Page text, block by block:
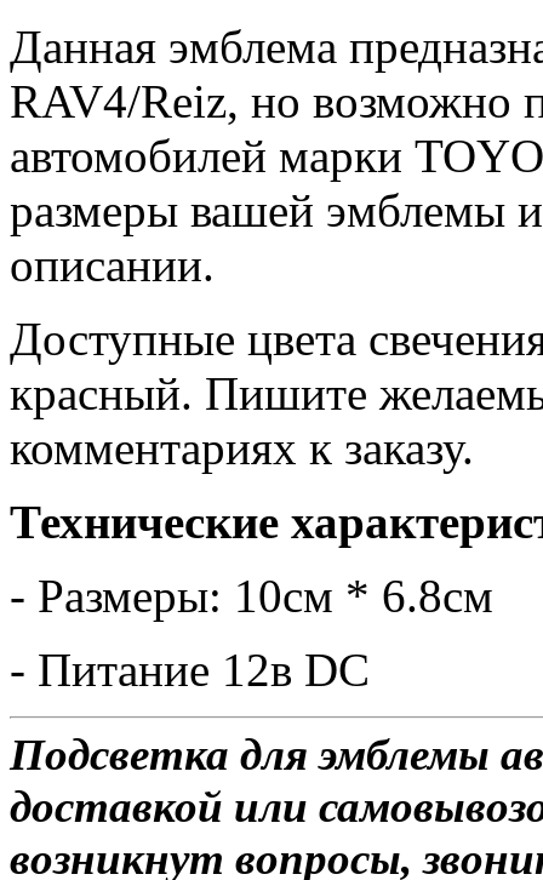
Данная эмблема
RAV4/Reiz, но возможно
автомобилей марки
размеры вашей эмблемы
описании.
Доступные цвета
красный. Пишите
комментариях к заказу.
Технические
- Размеры: 10см * 6.8см
- Питание 12в DC
Подсветка для эмблемы
доставкой или
возникнут вопросы,